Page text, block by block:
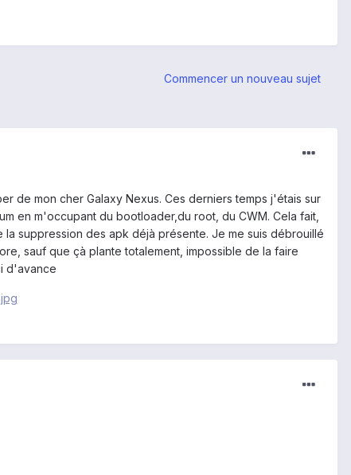
Commencer un nouveau sujet
de mon cher Galaxy Nexus. Ces derniers temps j'étais sur
en m'occupant du bootloader,du root, du CWM. Cela fait,
suppression des apk déjà présente. Je me suis débrouillé
sauf que çà plante totalement, impossible de la faire
d'avance